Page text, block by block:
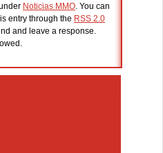
Noticias MMO. You can
entry through the RSS 2.0
and leave a response.